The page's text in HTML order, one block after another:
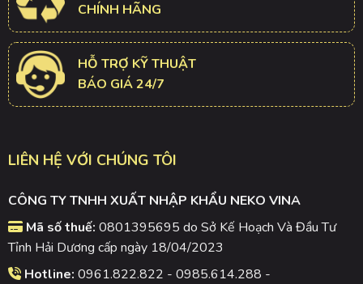
CHÍNH HÃNG
HỖ TRỢ KỸ THUẬT
BÁO GIÁ 24/7
LIÊN HỆ VỚI CHÚNG TÔI
CÔNG TY TNHH XUẤT NHẬP KHẨU NEKO VINA
Mã số thuế: 0801395695 do Sở Kế Hoạch Và Đầu Tư
Tỉnh Hải Dương cấp ngày 18/04/2023
Hotline: 0961.822.822 - 0985.614.288 -